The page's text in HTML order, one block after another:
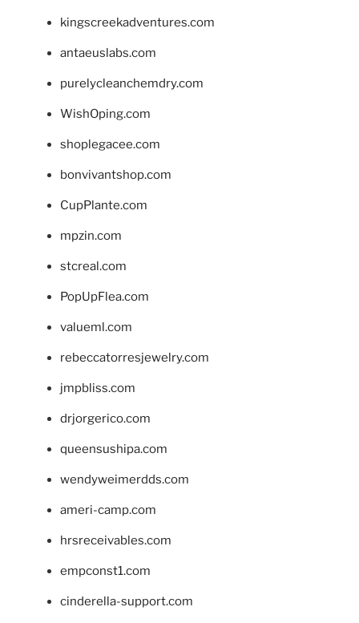
kingscreekadventures.com
antaeuslabs.com
purelycleanchemdry.com
WishOping.com
shoplegacee.com
bonvivantshop.com
CupPlante.com
mpzin.com
stcreal.com
PopUpFlea.com
valueml.com
rebeccatorresjewelry.com
jmpbliss.com
drjorgerico.com
queensushipa.com
wendyweimerdds.com
ameri-camp.com
hrsreceivables.com
empconst1.com
cinderella-support.com